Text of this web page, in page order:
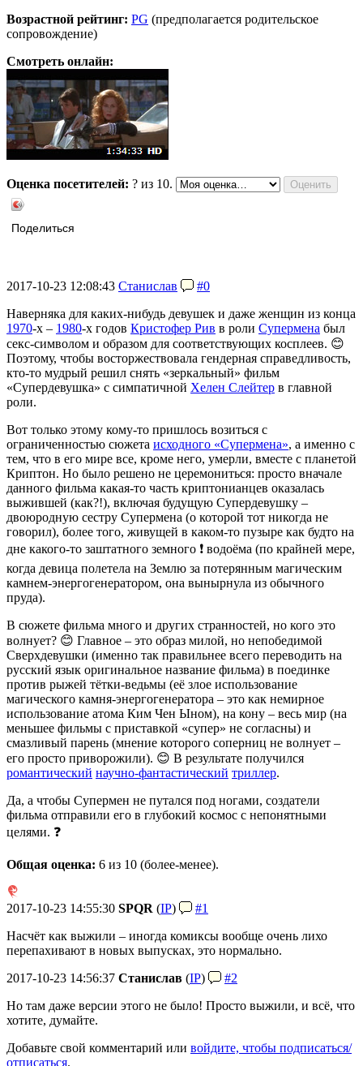
Возрастной рейтинг: PG (предполагается родительское
сопровождение)
Смотреть онлайн:
Оценка посетителей: ? из 10.
Поделиться
2017-10-23 12:08:43 Станислав
#0
Наверняка для каких-нибудь девушек и даже женщин из конца
1970-х – 1980-х годов Кристофер Рив в роли Супермена был
секс-символом и образом для соответствующих косплеев. 😊
Поэтому, чтобы восторжествовала гендерная справедливость,
кто-то мудрый решил снять «зеркальный» фильм
«Супердевушка» с симпатичной Хелен Слейтер в главной
роли.
Вот только этому кому-то пришлось возиться с
ограниченностью сюжета исходного «Супермена», а именно с
тем, что в его мире все, кроме него, умерли, вместе с планетой
Криптон. Но было решено не церемониться: просто вначале
данного фильма какая-то часть криптонианцев оказалась
выжившей (как?!), включая будущую Супердевушку –
двоюродную сестру Супермена (о которой тот никогда не
говорил), более того, живущей в каком-то пузыре как будто на
дне какого-то заштатного земного ❗️ водоёма (по крайней мере,
когда девица полетела на Землю за потерянным магическим
камнем-энергогенератором, она вынырнула из обычного
пруда).
В сюжете фильма много и других странностей, но кого это
волнует? 😊 Главное – это образ милой, но непобедимой
Сверхдевушки (именно так правильнее всего переводить на
русский язык оригинальное название фильма) в поединке
против рыжей тётки-ведьмы (её злое использование
магического камня-энергогенератора – это как немирное
использование атома Ким Чен Ыном), на кону – весь мир (на
меньшее фильмы с приставкой «супер» не согласны) и
смазливый парень (мнение которого соперниц не волнует –
его просто приворожили). 😊 В результате получился
романтический научно-фантастический триллер.
Да, а чтобы Супермен не путался под ногами, создатели
фильма отправили его в глубокий космос с непонятными
целями. ❓
Общая оценка: 6 из 10 (более-менее).
2017-10-23 14:55:30 SPQR (IP)
#1
Насчёт как выжили – иногда комиксы вообще очень лихо
перепахивают в новых выпусках, это нормально.
2017-10-23 14:56:37 Станислав (IP)
#2
Но там даже версии этого не было! Просто выжили, и всё, что
хотите, думайте.
Добавьте свой комментарий или войдите, чтобы подписаться/
отписаться.